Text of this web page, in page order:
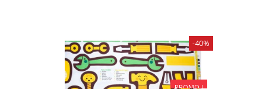
PROMO !
-40%